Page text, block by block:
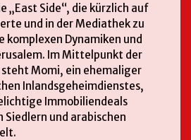
„East Side“, die kürzlich auf
und in der Mediathek zu
komplexen Dynamiken und
Im Mittelpunkt der
Momi, ein ehemaliger
Inlandsgeheimdienstes,
Immobiliendeals
Siedlern und arabischen